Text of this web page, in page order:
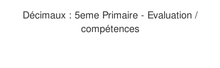
Décimaux : 5eme Primaire - Evaluation /
compétences